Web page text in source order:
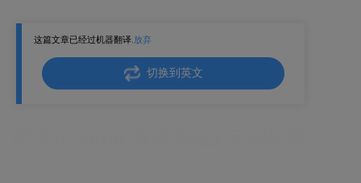
这篇文章已经过机器翻译.放弃
切换到英文